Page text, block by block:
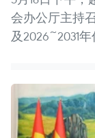
会办公厅主持
及2026~2031